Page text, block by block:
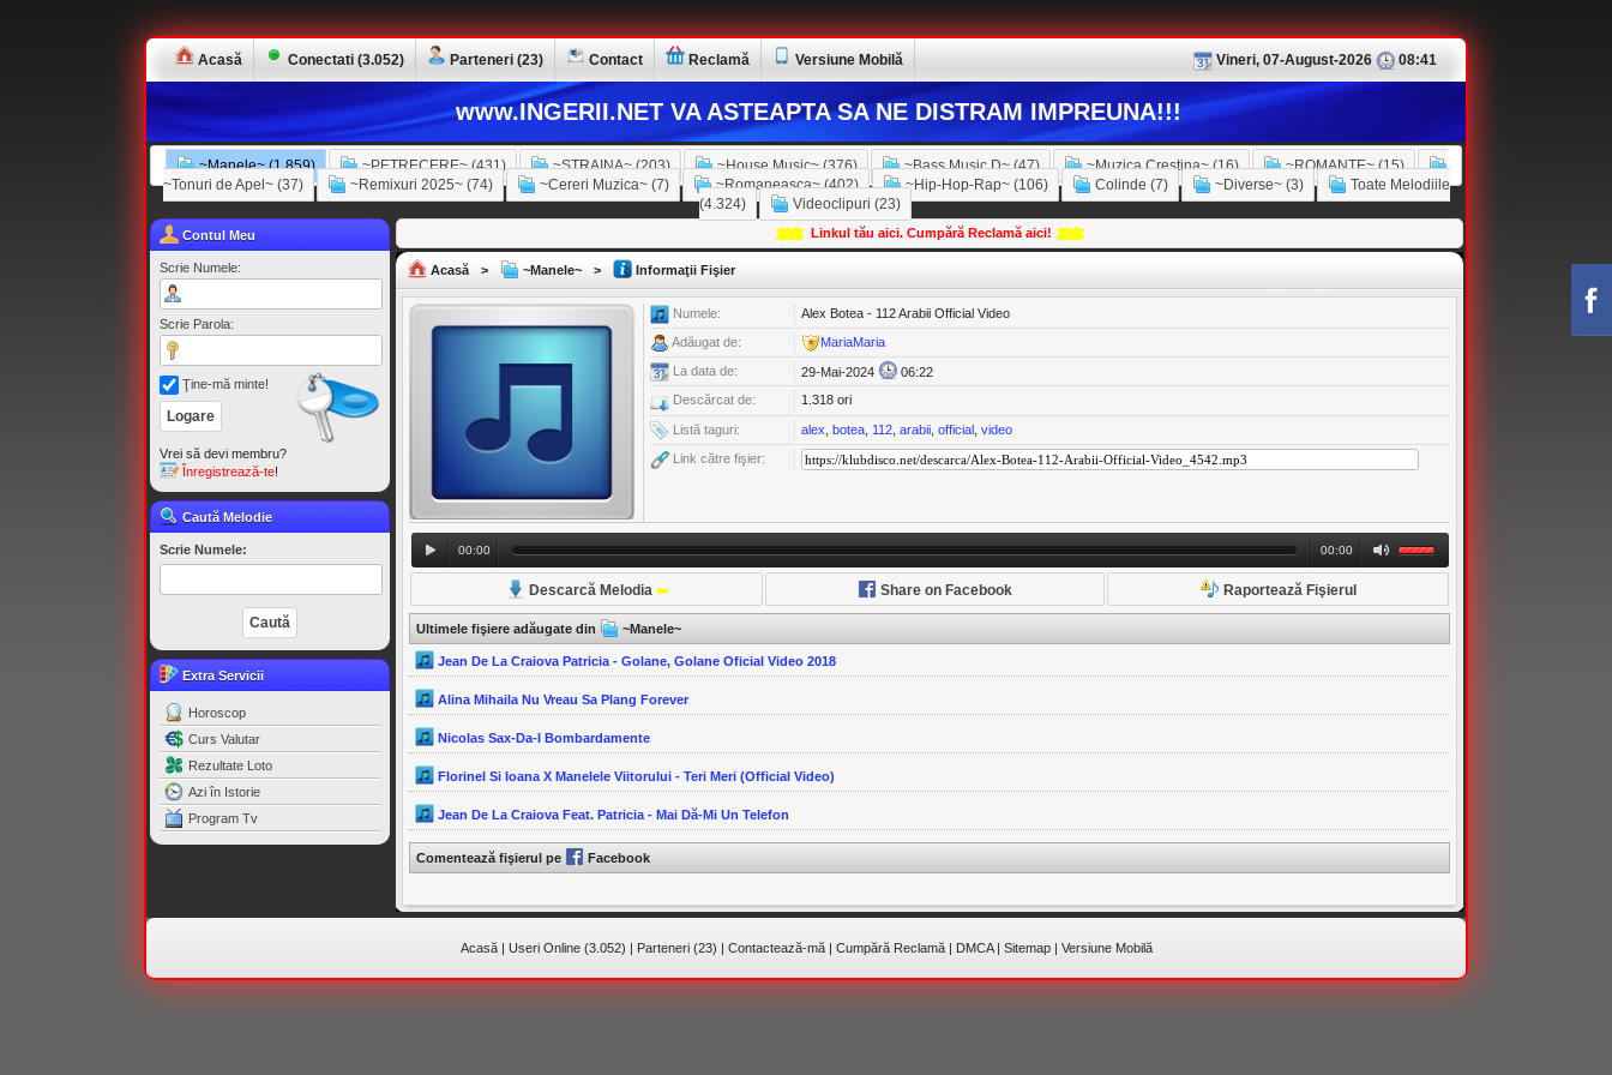
Acasă Conectati (3.052) Parteneri (23) Contact Reclamă Versiune Mobilă Vineri, 07-August-2026 08:41
www.INGERII.NET VA ASTEAPTA SA NE DISTRAM IMPREUNA!!!
~Manele~ (1.859) ~PETRECERE~ (431) ~STRAINA~ (203) ~House Music~ (376) ~Bass Music D~ (47) ~Muzica Crestina~ (16)
~ROMANTE~ (15)
~Tonuri de Apel~ (37)
~Remixuri 2025~ (74) ~Cereri Muzica~ (7) ~Romaneasca~ (402) ~Hip-Hop-Rap~ (106) Colinde (7) ~Diverse~ (3)
Toate Melodiile
(4.324)
Videoclipuri (23)
Contul Meu
Scrie Numele:
Scrie Parola:
Ţine-mă minte!
Vrei să devi membru?
Înregistrează-te!
Caută Melodie
Scrie Numele:
Extra Servicii
Horoscop
Curs Valutar
Rezultate Loto
Azi în Istorie
Program Tv
Linkul tău aici. Cumpără Reclamă aici!
Acasă > ~Manele~ > Informaţii Fişier
Numele: Alex Botea - 112 Arabii Official Video
Adăugat de: MariaMaria
La data de: 29-Mai-2024
06:22
Descărcat de:
1.318 ori
Listă taguri: alex botea 112 arabii official video
Link către fişier:
00:00 00:00
Descarcă Melodia Share on Facebook Raportează Fişierul
Ultimele fişiere adăugate din ~Manele~
Jean De La Craiova Patricia - Golane, Golane Oficial Video 2018
Alina Mihaila Nu Vreau Sa Plang Forever
Nicolas Sax-Da-I Bombardamente
Florinel Si Ioana X Manelele Viitorului - Teri Meri (Official Video)
Jean De La Craiova Feat. Patricia - Mai Dă-Mi Un Telefon
Comentează fişierul pe Facebook
Acasă| Useri Online (3.052) | Parteneri (23) | Contactează-mă| Cumpără Reclamă| DMCA| Sitemap| Versiune Mobilă